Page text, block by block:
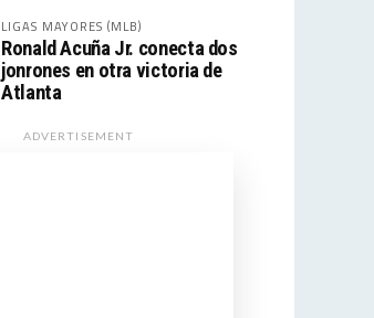
LIGAS MAYORES (MLB)
Ronald Acuña Jr. conecta dos
jonrones en otra victoria de
Atlanta
ADVERTISEMENT